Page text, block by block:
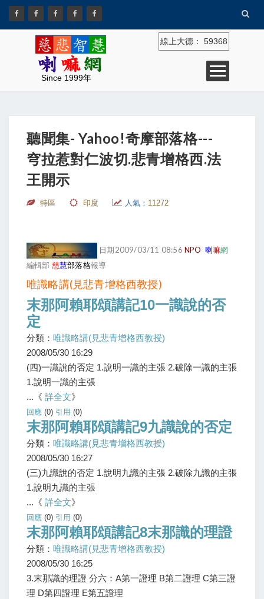
Since 1999年
線上大德： 59368
聽聞集- Yahoo!奇摩部落格---
穹拉惹對仁波切.悲青增格西.法
王開示
特區 印度 人氣： 11272
日期2009/03/11 08:56 NPO 喇嘛網
編輯部 慈慧部落格報導
唯識略講(見悲青增格西教授)
末那阿賴耶頌講記10一識說的否
定
分類： 唯識略講(見悲青增格西教授)
2008/05/30 16:29
(四)一識說的否定 1.說明一識的主張 2.破除一識的主張
1.說明一識的主張
...《 詳全文》
回應 (0) 引用 (0)
末那阿賴耶頌講記9九識說的否定
分類： 唯識略講(見悲青增格西教授)
2008/05/30 16:27
(三)九識說的否定 1.說明九識的主張 2.破除九識的主張
1.說明九識的主張
...《 詳全文》
回應 (0) 引用 (0)
末那阿賴耶頌講記8末那識的理證
分類： 唯識略講(見悲青增格西教授)
2008/05/30 16:25
3.末那識的理證 分六：A第一證理 B第二證理 C第三證
理 D第四證理 E第五證理